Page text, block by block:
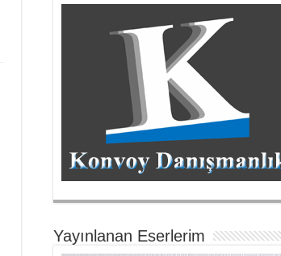
Yayınlanan Eserlerim